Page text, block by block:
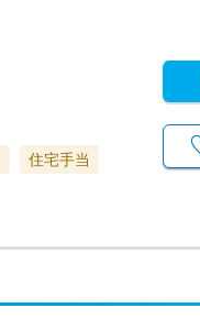
住宅手当